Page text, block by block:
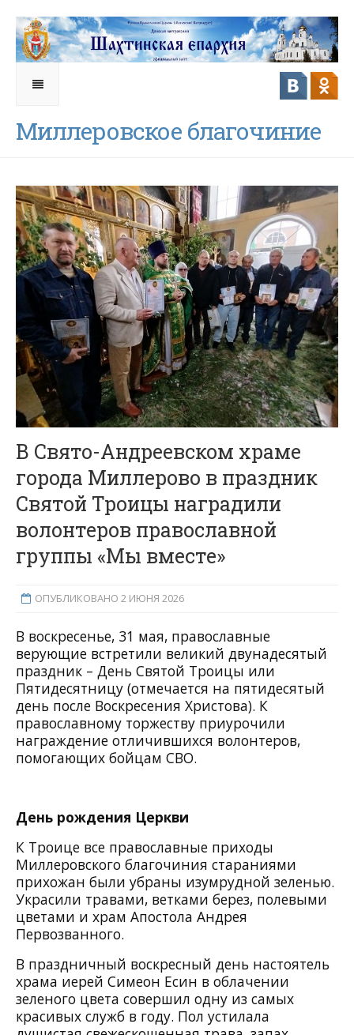
Миллеровское благочиние
В Свято-Андреевском храме
города Миллерово в праздник
Святой Троицы наградили
волонтеров православной
группы «Мы вместе»
ОПУБЛИКОВАНО 2 ИЮНЯ 2026
В воскресенье, 31 мая, православные
верующие встретили великий двунадесятый
праздник – День Святой Троицы или
Пятидесятницу (отмечается на пятидесятый
день после Воскресения Христова). К
православному торжеству приурочили
награждение отличившихся волонтеров,
помогающих бойцам СВО.
День рождения Церкви
К Троице все православные приходы
Миллеровского благочиния стараниями
прихожан были убраны изумрудной зеленью.
Украсили травами, ветками берез, полевыми
цветами и храм Апостола Андрея
Первозванного.
В праздничный воскресный день настоятель
храма иерей Симеон Есин в облачении
зеленого цвета совершил одну из самых
красивых служб в году. Пол устилала